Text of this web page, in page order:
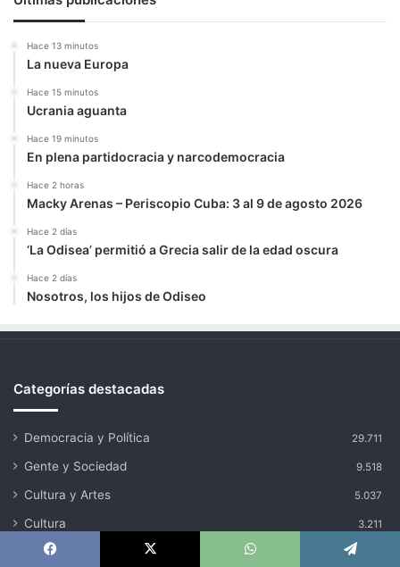
Hace 13 minutos
La nueva Europa
Hace 15 minutos
Ucrania aguanta
Hace 19 minutos
En plena partidocracia y narcodemocracia
Hace 2 horas
Macky Arenas – Periscopio Cuba: 3 al 9 de agosto 2026
Hace 2 días
‘La Odisea’ permitió a Grecia salir de la edad oscura
Hace 2 días
Nosotros, los hijos de Odiseo
Categorías destacadas
Democracia y Política 29.711
Gente y Sociedad 9.518
Cultura y Artes 5.037
Cultura 3.211
Otros temas 2.778